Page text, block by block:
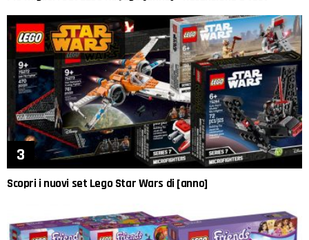
Scopri i nuovi set Lego Star Wars di [anno]